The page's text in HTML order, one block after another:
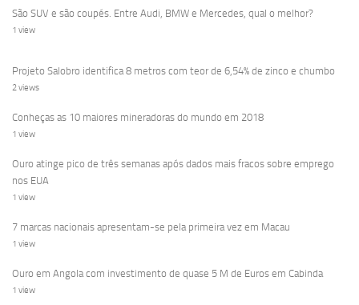
São SUV e são coupés. Entre Audi, BMW e Mercedes, qual o melhor?
1 view
Projeto Salobro identifica 8 metros com teor de 6,54% de zinco e chumbo
2 views
Conheças as 10 maiores mineradoras do mundo em 2018
1 view
Ouro atinge pico de três semanas após dados mais fracos sobre emprego
nos EUA
1 view
7 marcas nacionais apresentam-se pela primeira vez em Macau
1 view
Ouro em Angola com investimento de quase 5 M de Euros em Cabinda
1 view